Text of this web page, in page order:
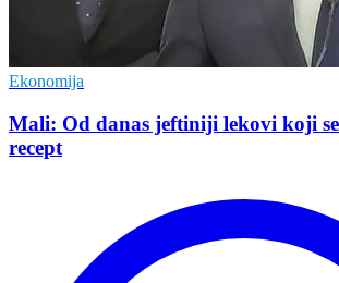
Ekonomija
Mali: Od danas jeftiniji lekovi koji
recept